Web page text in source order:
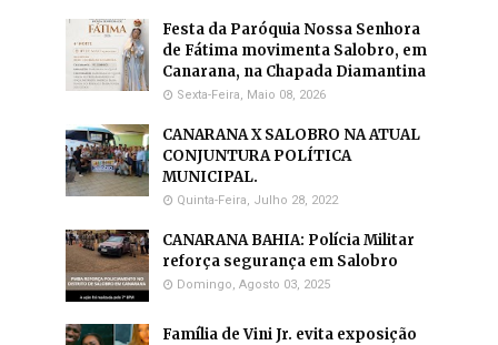
Festa da Paróquia Nossa Senhora
de Fátima movimenta Salobro, em
Canarana, na Chapada Diamantina
Sexta-Feira, Maio 08, 2026
CANARANA X SALOBRO NA ATUAL
CONJUNTURA POLÍTICA
MUNICIPAL.
Quinta-Feira, Julho 28, 2022
CANARANA BAHIA: Polícia Militar
reforça segurança em Salobro
Domingo, Agosto 03, 2025
Família de Vini Jr. evita exposição